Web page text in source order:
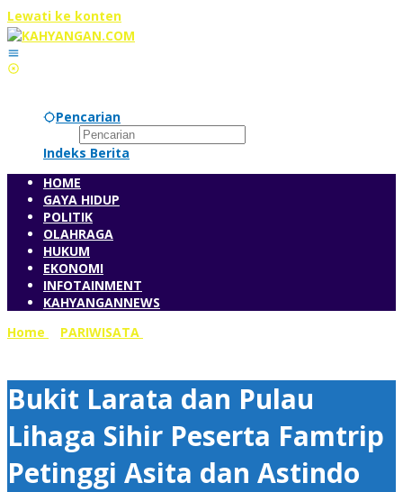
Lewati ke konten
Pencarian
Indeks Berita
HOME
GAYA HIDUP
POLITIK
OLAHRAGA
HUKUM
EKONOMI
INFOTAINMENT
KAHYANGANNEWS
Home
PARIWISATA
Bukit Larata dan Pulau
Lihaga Sihir Peserta Famtrip
Petinggi Asita dan Astindo